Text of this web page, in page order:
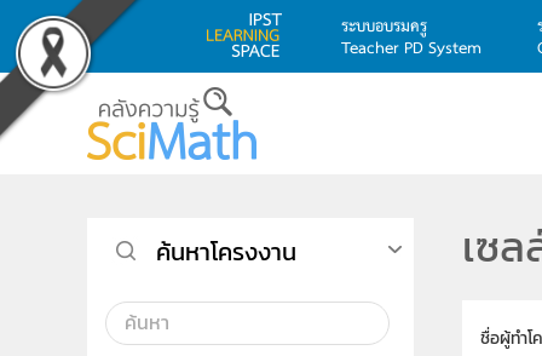
Skip to main content
ระบบอบรมครู
Teacher PD System
เซ
ชื่อผู้ทำโ
ค้นหาโครงงาน